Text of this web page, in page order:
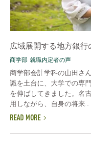
広域展開する地方銀
商学部 就職内定者の声
商学部会計学科の山田さ
識を土台に、大学での専
を伸ばしてきました。名
用しながら、自身の将来...
READ MORE